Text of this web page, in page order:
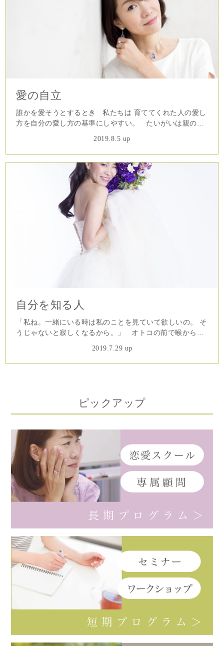
愛の自立
誰かを愛そうとするとき 私たちは 育ててくれた人の愛し
方を自分の愛し方の基準にしやすい。 たいがいは親の愛
（愛するとは強い関心を持って向き合うことだ） ...
2019.8.5 up
自分を知る人
「私ね。一緒にいる時は私のことを見ていて欲しいの。 そ
うじゃないと寂しくなるから。」 オトコの前で喉から手
言葉を呑み込んだあと 口をついて出てくるのはこんな言
2019.7.29 up
ピックアップ